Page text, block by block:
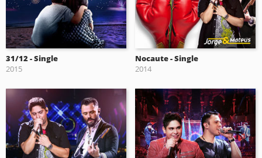
31/12 - Single
2015
Nocaute - Single
2014